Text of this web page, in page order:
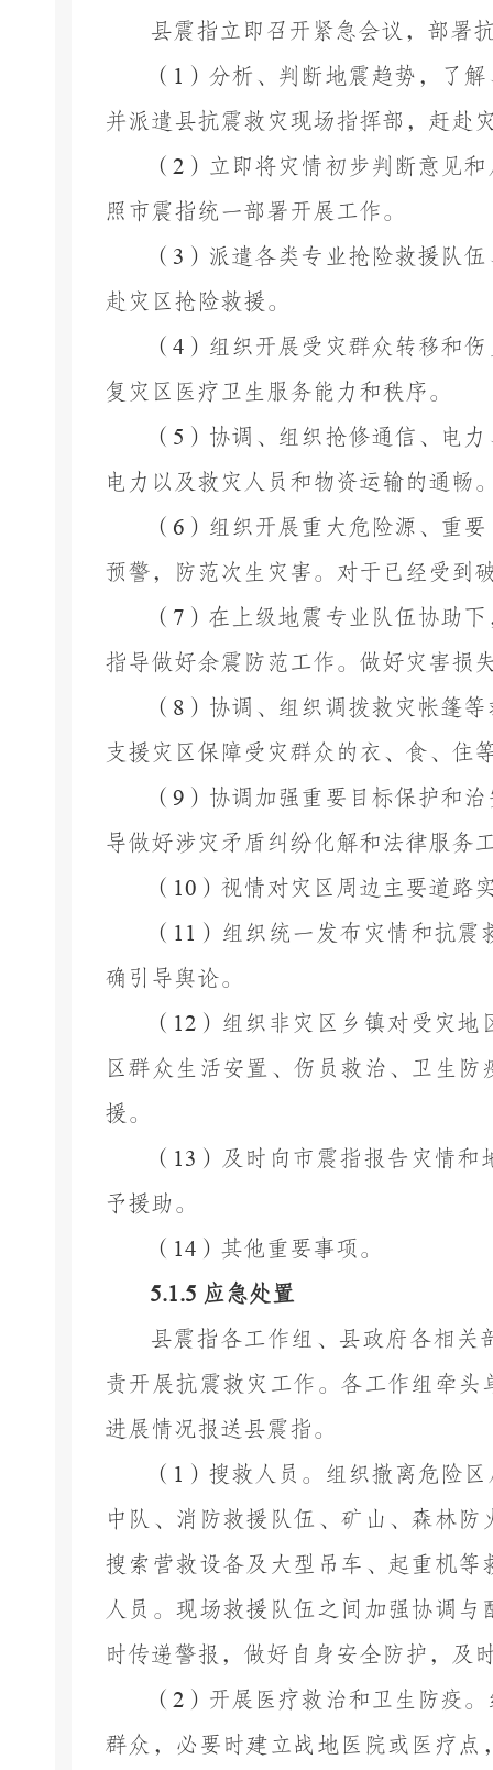
县震指立即召开紧急会议，部署
（ 1 ）分析、判断地震趋势，了
并派遣县抗震救灾现场指挥部，赶赴
（ 2 ）立即将灾情初步判断意见
照市震指统一部署开展工作。
（ 3 ）派遣各类专业抢险救援队
赴灾区抢险救援。
（ 4 ）组织开展受灾群众转移和
复灾区医疗卫生服务能力和秩序。
（ 5 ）协调、组织抢修通信、电
电力以及救灾人员和物资运输的通畅
（ 6 ）组织开展重大危险源、重
预警，防范次生灾害。对于已经受到
（ 7 ）在上级地震专业队伍协助
指导做好余震防范工作。做好灾害损
（ 8 ）协调、组织调拨救灾帐篷
支援灾区保障受灾群众的衣、食、住
（ 9 ）协调加强重要目标保护和
导做好涉灾矛盾纠纷化解和法律服务
（ 10 ）视情对灾区周边主要道路
（ 11 ）组织统一发布灾情和抗
确引导舆论。
（ 12 ）组织非灾区乡镇对受灾
区群众生活安置、伤员救治、卫生
援。
（ 13 ）及时向市震指报告灾情
予援助。
（ 14 ）其他重要事项。
5.1.5 应急处置
县震指各工作组、县政府各相
责开展抗震救灾工作。各工作组牵
进展情况报送县震指。
（ 1 ）搜救人员。组织撤离危险
中队、消防救援队伍、矿山、森林
搜索营救设备及大型吊车、起重机
人员。现场救援队伍之间加强协调
时传递警报，做好自身安全防护，及
（ 2 ）开展医疗救治和卫生防疫
群众，必要时建立战地医院或医疗